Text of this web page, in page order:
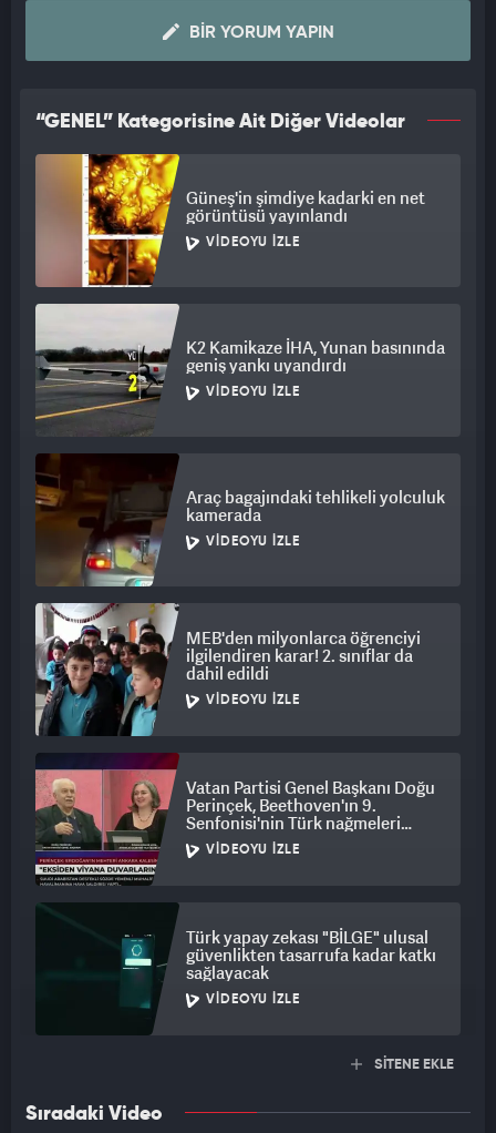
BIR YORUM YAPIN
“GENEL” Kategorisine Ait Diğer Videolar
Güneş'in şimdiye kadarki en net
görüntüsü yayınlandı
VIDEOYU İZLE
K2 Kamikaze İHA, Yunan basınında
geniş yankı uyandırdı
VIDEOYU İZLE
Araç bagajındaki tehlikeli yolculuk
kamerada
VIDEOYU İZLE
MEB'den milyonlarca öğrenciyi
ilgilendiren karar! 2. sınıflar da
dahil edildi
VIDEOYU İZLE
Vatan Partisi Genel Başkanı Doğu
Perinçek, Beethoven'ın 9.
Senfonisi'nin Türk nağmeleri
taşığını iddia etti
VIDEOYU İZLE
Türk yapay zekası "BİLGE" ulusal
güvenlikten tasarrufa kadar katkı
sağlayacak
VIDEOYU İZLE
SİTENE EKLE
Sıradaki Video